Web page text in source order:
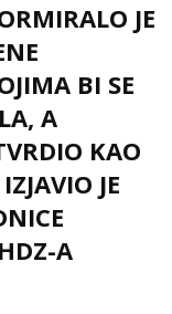
JE
BI SE
A
KAO
JE
A